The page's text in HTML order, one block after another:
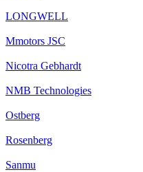
LONGWELL
Mmotors JSC
Nicotra Gebhardt
NMB Technologies
Ostberg
Rosenberg
Sanmu